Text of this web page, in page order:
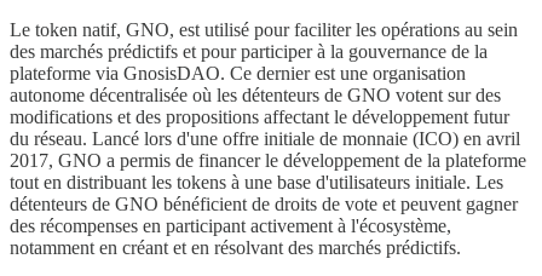
Le token natif, GNO, est utilisé pour faciliter les opérations au sein
des marchés prédictifs et pour participer à la gouvernance de la
plateforme via GnosisDAO. Ce dernier est une organisation
autonome décentralisée où les détenteurs de GNO votent sur des
modifications et des propositions affectant le développement futur
du réseau. Lancé lors d'une offre initiale de monnaie (ICO) en avril
2017, GNO a permis de financer le développement de la plateforme
tout en distribuant les tokens à une base d'utilisateurs initiale. Les
détenteurs de GNO bénéficient de droits de vote et peuvent gagner
des récompenses en participant activement à l'écosystème,
notamment en créant et en résolvant des marchés prédictifs.